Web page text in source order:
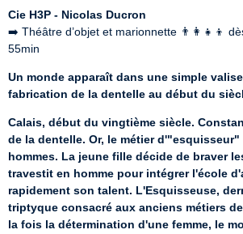
Cie H3P - Nicolas Ducron
➡️ Théâtre d’objet et marionnette 👨‍👩‍👧‍👦
55min
Un monde apparaît dans une simple
fabrication de la dentelle au début du
Calais, début du vingtième siècle.
de la dentelle. Or, le métier d'"esquisseur"
hommes. La jeune fille décide de braver
travestit en homme pour intégrer l'école
rapidement son talent. L'Esquisseuse,
triptyque consacré aux anciens métiers
la fois la détermination d'une femme, le